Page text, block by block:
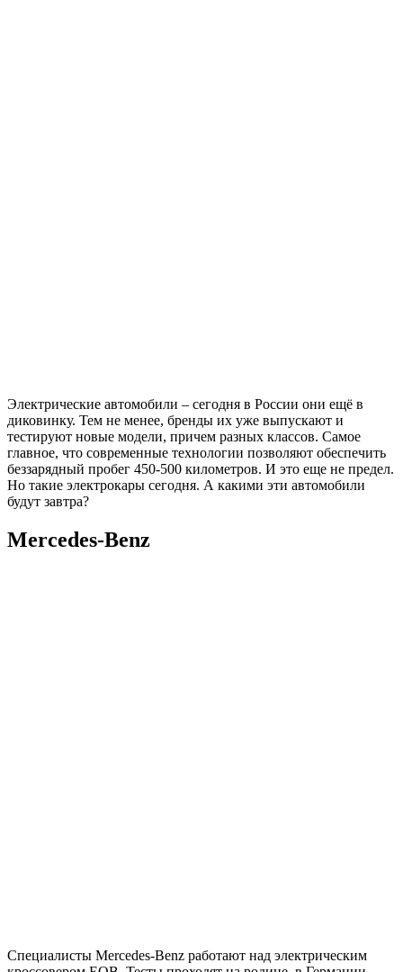
Электрические автомобили – сегодня в России они ещё в
диковинку. Тем не менее, бренды их уже выпускают и
тестируют новые модели, причем разных классов. Самое
главное, что современные технологии позволяют обеспечить
беззарядный пробег 450-500 километров. И это еще не предел.
Но такие электрокары сегодня. А какими эти автомобили
будут завтра?
Mercedes-Benz
Специалисты Mercedes-Benz работают над электрическим